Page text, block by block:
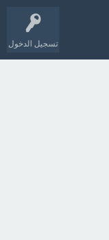
تسجيل الدخول